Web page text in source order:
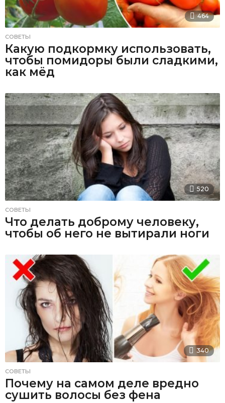
464
СОВЕТЫ
Какую подкормку использовать,
чтобы помидоры были сладкими,
как мёд
520
СОВЕТЫ
Что делать доброму человеку,
чтобы об него не вытирали ноги
340
СОВЕТЫ
Почему на самом деле вредно
сушить волосы без фена